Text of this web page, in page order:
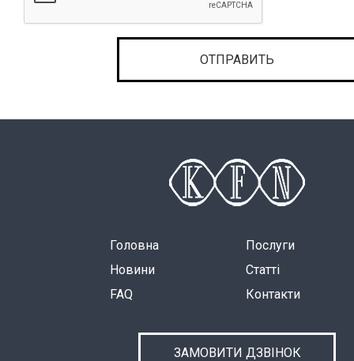
Головна
Послуги
Новини
Статті
FAQ
Контакти
ЗАМОВИТИ ДЗВІНОК